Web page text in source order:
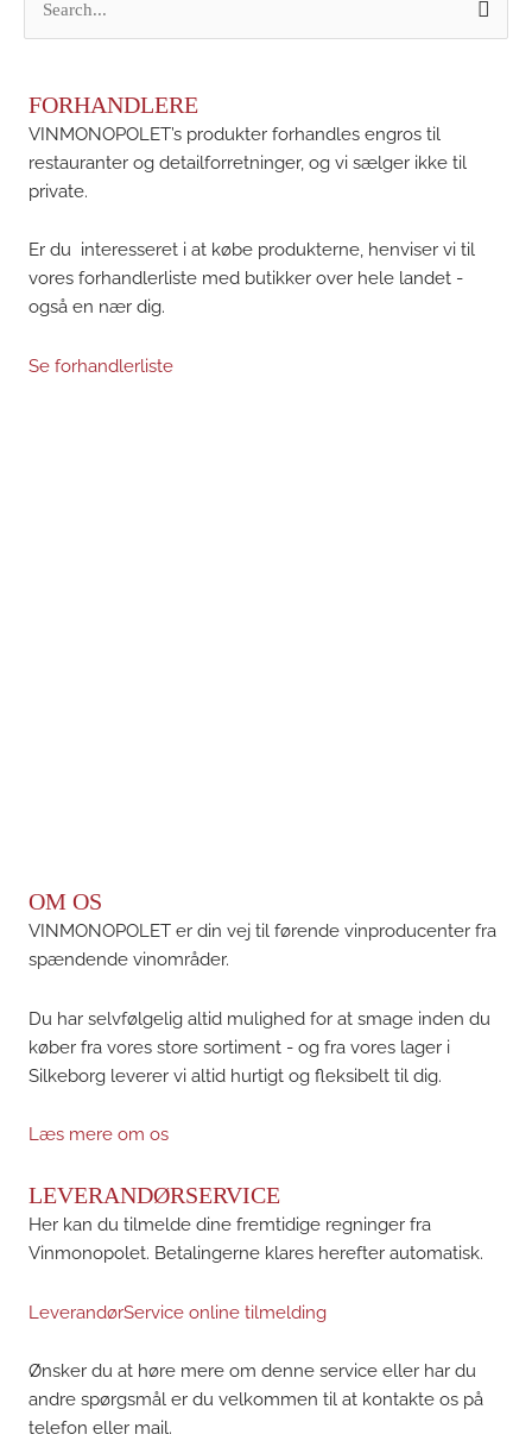
e
e
FORHANDLERE
VINMONOPOLET’s produkter forhandles engros til
restauranter og detailforretninger, og vi sælger ikke til
private.
Er du interesseret i at købe produkterne, henviser vi til
vores forhandlerliste med butikker over hele landet -
også en nær dig.
Se forhandlerliste
OM OS
VINMONOPOLET er din vej til førende vinproducenter fra
spændende vinområder.
Du har selvfølgelig altid mulighed for at smage inden du
køber fra vores store sortiment - og fra vores lager i
Silkeborg leverer vi altid hurtigt og fleksibelt til dig.
Læs mere om os
LEVERANDØRSERVICE
Her kan du tilmelde dine fremtidige regninger fra
Vinmonopolet. Betalingerne klares herefter automatisk.
LeverandørService online tilmelding
Ønsker du at høre mere om denne service eller har du
andre spørgsmål er du velkommen til at kontakte os på
telefon eller mail.